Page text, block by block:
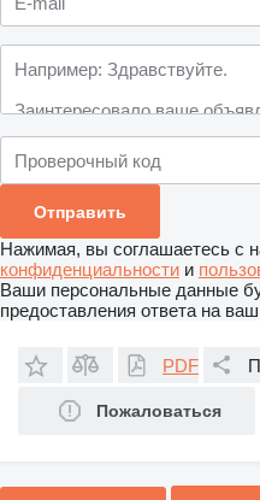
Нажимая, вы соглашаетесь с
конфиденциальности и
Ваши персональные данные
предоставления ответа на
PDF
Пожаловаться